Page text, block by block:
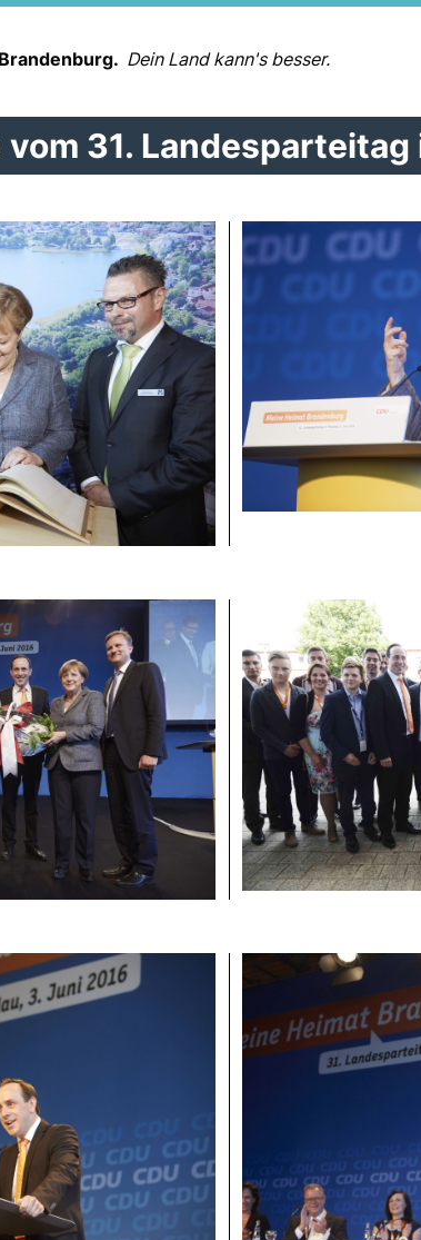
Brandenburg. Dein Land kann's besser.
31. Landesparteitag